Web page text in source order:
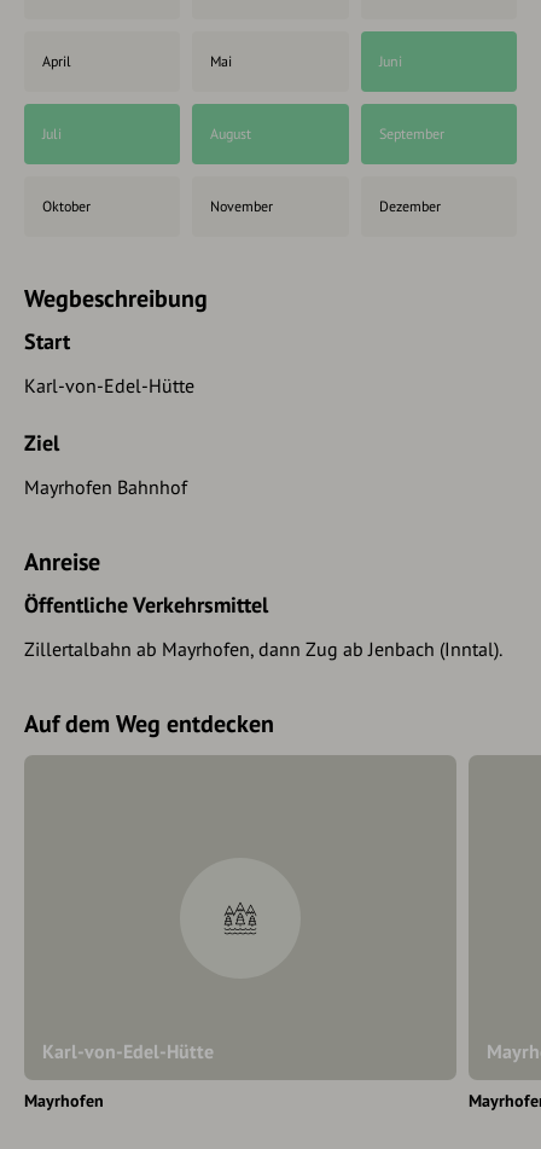
April Mai Juni
Juli August September
Oktober November Dezember
Wegbeschreibung
Start
Karl-von-Edel-Hütte
Ziel
Mayrhofen Bahnhof
Anreise
Öffentliche Verkehrsmittel
Zillertalbahn ab Mayrhofen, dann Zug ab Jenbach (Inntal).
Auf dem Weg entdecken
Karl-von-Edel-Hütte
Mayrhofen